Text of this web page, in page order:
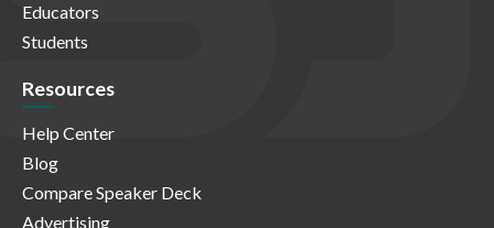
Educators
Students
Resources
Help Center
Blog
Compare Speaker Deck
Advertising